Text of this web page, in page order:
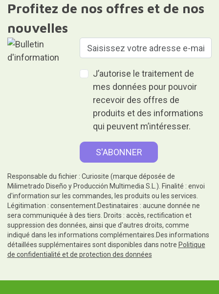
Profitez de nos offres et de nos
nouvelles
J’autorise le traitement de
mes données pour pouvoir
recevoir des offres de
produits et des informations
qui peuvent m’intéresser.
Responsable du fichier : Curiosite (marque déposée de
Milimetrado Diseño y Producción Multimedia S.L.). Finalité : envoi
d'information sur les commandes, les produits ou les services.
Légitimation : consentement.Destinataires : aucune donnée ne
sera communiquée à des tiers. Droits : accès, rectification et
suppression des données, ainsi que d'autres droits, comme
indiqué dans les informations complémentaires.Des informations
détaillées supplémentaires sont disponibles dans notre Politique
de confidentialité et de protection des données